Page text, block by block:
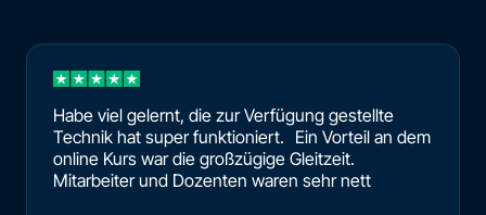
Habe viel gelernt, die zur Verfügung gestellte
Technik hat super funktioniert. Ein Vorteil an dem
online Kurs war die großzügige Gleitzeit.
Mitarbeiter und Dozenten waren sehr nett